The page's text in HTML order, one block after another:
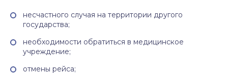
несчастного случая на территории другого
государства;
необходимости обратиться в медицинское
учреждение;
отмены рейса;